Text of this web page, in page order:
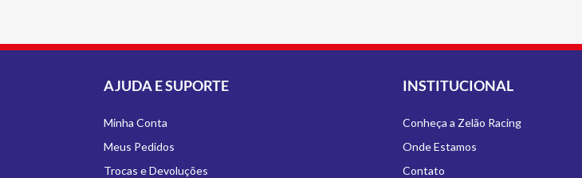
AJUDA E SUPORTE
Minha Conta
Meus Pedidos
Trocas e Devoluções
INSTITUCIONAL
Conheça a Zelão Racing
Onde Estamos
Contato